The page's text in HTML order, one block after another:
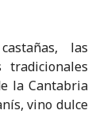
las
tradicionales
la Cantabria
vino dulce